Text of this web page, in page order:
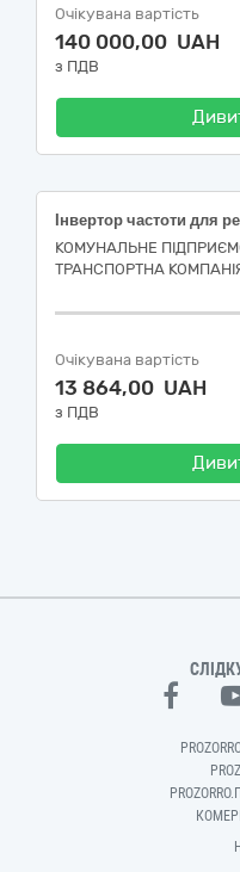
Очікувана вартість
140 000,00 UAH
з ПДВ
КОМУНАЛЬНЕ
ТРАНСПОРТНА
Очікувана вартість
13 864,00 UAH
з ПДВ